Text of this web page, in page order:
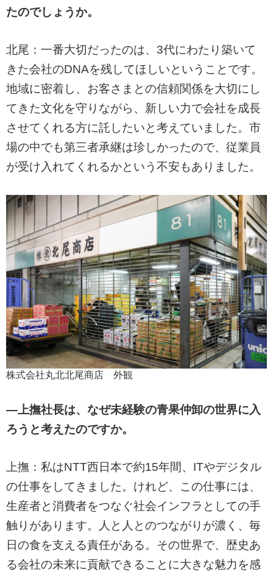
たのでしょうか。
北尾：一番大切だったのは、3代にわたり築いて
きた会社のDNAを残してほしいということです。
地域に密着し、お客さまとの信頼関係を大切にし
てきた文化を守りながら、新しい力で会社を成長
させてくれる方に託したいと考えていました。市
場の中でも第三者承継は珍しかったので、従業員
が受け入れてくれるかという不安もありました。
株式会社丸北北尾商店 外観
―上撫社長は、なぜ未経験の青果仲卸の世界に入
ろうと考えたのですか。
上撫：私はNTT西日本で約15年間、ITやデジタル
の仕事をしてきました。けれど、この仕事には、
生産者と消費者をつなぐ社会インフラとしての手
触りがあります。人と人とのつながりが濃く、毎
日の食を支える責任がある。その世界で、歴史あ
る会社の未来に貢献できることに大きな魅力を感